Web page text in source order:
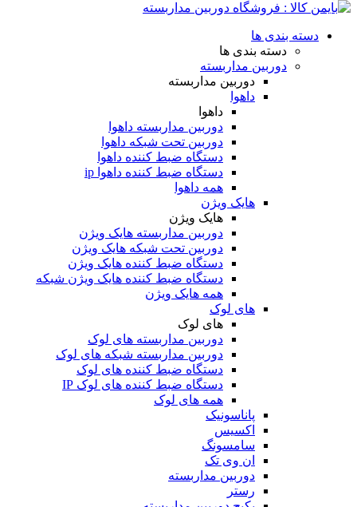
دسته بندی ها
دسته بندی ها
دوربین مداربسته
دوربین مداربسته
داهوا
داهوا
دوربین مداربسته داهوا
دوربین تحت شبکه داهوا
دستگاه ضبط کننده داهوا
دستگاه ضبط کننده داهوا ip
همه داهوا
هایک ویژن
هایک ویژن
دوربین مداربسته هایک ویژن
دوربین تحت شبکه هایک ویژن
دستگاه ضبط کننده هایک ویژن
دستگاه ضبط کننده هایک ویژن شبکه
همه هایک ویژن
های لوک
های لوک
دوربین مداربسته های لوک
دوربین مداربسته شبکه های لوک
دستگاه ضبط کننده های لوک
دستگاه ضبط کننده های لوک IP
همه های لوک
پاناسونیک
اکسیس
سامسونگ
ان وی تک
دوربین مداربسته
رستر